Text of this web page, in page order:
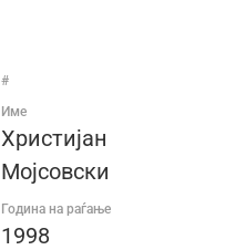
#
Име
Христијан
Мојсовски
Година на раѓање
1998